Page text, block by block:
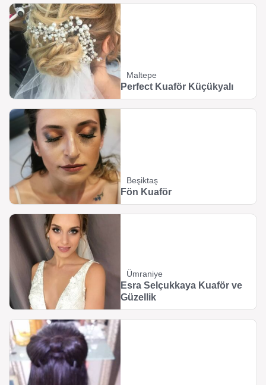
Maltepe
Perfect Kuaför Küçükyalı
Beşiktaş
Fön Kuaför
Ümraniye
Esra Selçukkaya Kuaför ve
Güzellik